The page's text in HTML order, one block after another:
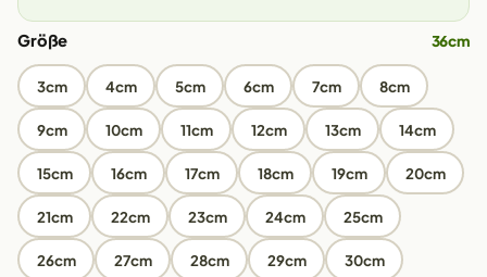
Größe 36cm
3cm 4cm 5cm 6cm 7cm 8cm
9cm 10cm 11cm 12cm 13cm 14cm
15cm 16cm 17cm 18cm 19cm 20cm
21cm 22cm 23cm 24cm 25cm
26cm 27cm 28cm 29cm 30cm